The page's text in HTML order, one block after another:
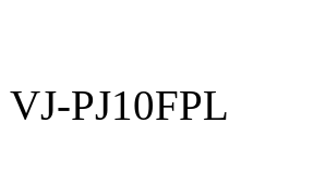
PJ10FPL